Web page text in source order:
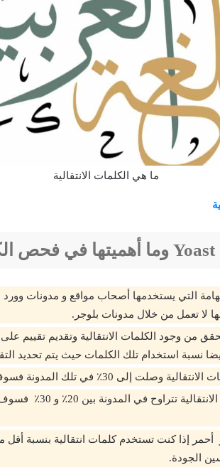
ما هي الكلمات الانتقالية
التي يستخدمها أصحاب مواقع و مدونات
لا تعمل من خلال مدونات بلوجر.
من وجود الكلمات الانتقالية وتقديم تقييم
نسبة استخدام تلك الكلمات حيث يتم تحديد
في تلك المدونة فسوف تحصل على التقييم الأخضر.
وإذا كانت نسبة
الجودة.